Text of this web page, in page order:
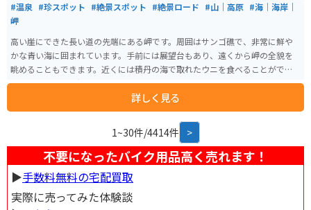
#温泉 #珍スポット #絶景スポット #絶景ロード #山｜高原 #海｜海岸｜
岬
高い崖にできた長い道の先端にある岬です。周囲はサンゴ礁で、非常に鮮や
かな青い海に囲まれています。手前には展望台もあり、遠くから岬の全貌を
眺めることもできます。近くには積丹の海で取れたウニを食べることができ
る飲食店が多く、温泉もあります。
詳しく見る
1~30件/4414件 >
不要になったバイク用品高く売れます！
▶︎手数料無料の宅配買取
実際に売ってみた体験談